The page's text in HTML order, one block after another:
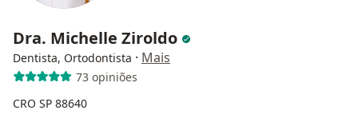
Dra. Michelle Ziroldo
Dentista, Ortodontista · Mais
73 opiniões
CRO SP 88640